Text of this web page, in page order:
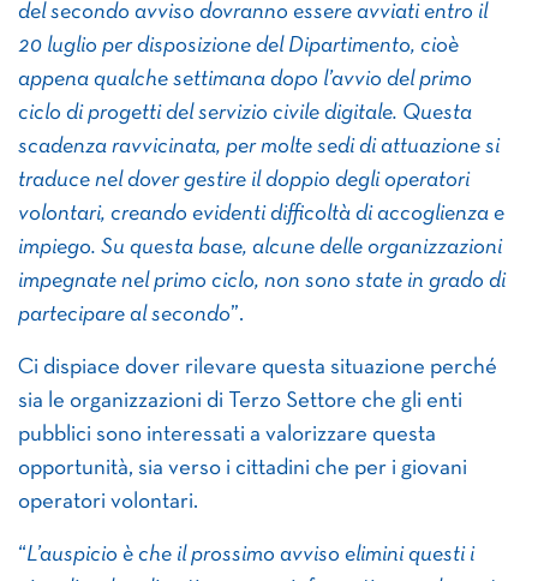
del secondo avviso dovranno essere avviati entro il
20 luglio per disposizione del Dipartimento, cioè
appena qualche settimana dopo l’avvio del primo
ciclo di progetti del servizio civile digitale. Questa
scadenza ravvicinata, per molte sedi di attuazione si
traduce nel dover gestire il doppio degli operatori
volontari, creando evidenti difficoltà di accoglienza e
impiego. Su questa base, alcune delle organizzazioni
impegnate nel primo ciclo, non sono state in grado di
partecipare al secondo”.
Ci dispiace dover rilevare questa situazione perché
sia le organizzazioni di Terzo Settore che gli enti
pubblici sono interessati a valorizzare questa
opportunità, sia verso i cittadini che per i giovani
operatori volontari.
“L’auspicio è che il prossimo avviso elimini questi i